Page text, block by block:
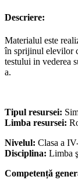
Descriere:
Materialul este
în sprijinul elevilor
testului in vederea
a.
Tipul resursei:
Limba resursei:
Nivelul: Clasa a
Disciplina: Limba
Competență